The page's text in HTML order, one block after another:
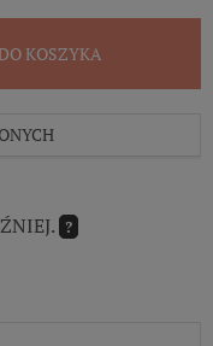
KOSZYKA
?